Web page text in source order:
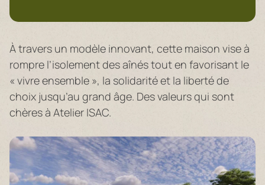
À travers un modèle innovant, cette maison vise à
rompre l’isolement des aînés tout en favorisant le
« vivre ensemble », la solidarité et la liberté de
choix jusqu’au grand âge. Des valeurs qui sont
chères à Atelier ISAC.